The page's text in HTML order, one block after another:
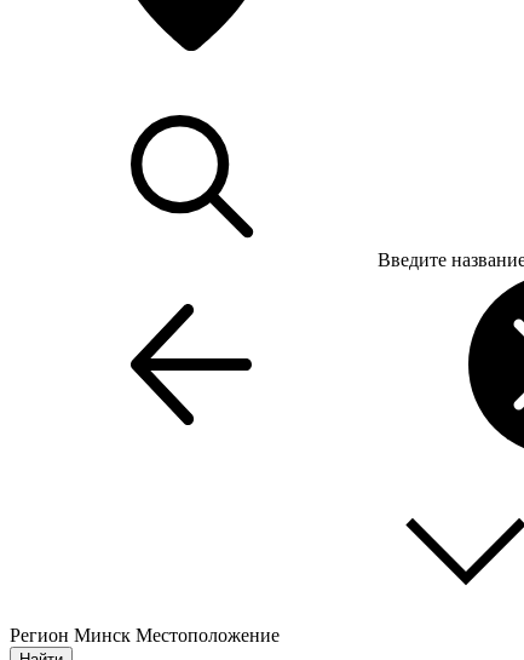
Введите
Регион Минск Местоположение